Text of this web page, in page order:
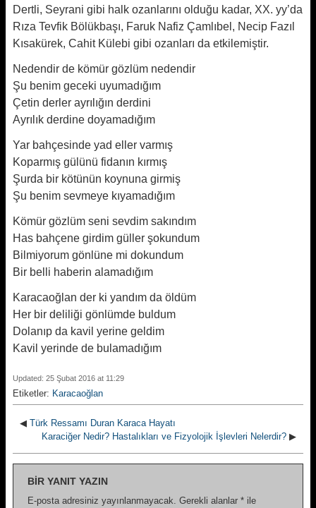
Dertli, Seyrani gibi halk ozanlarını olduğu kadar, XX. yy’da
Rıza Tevfik Bölükbaşı, Faruk Nafiz Çamlıbel, Necip Fazıl
Kısakürek, Cahit Külebi gibi ozanları da et­kilemiştir.
Nedendir de kömür gözlüm nedendir
Şu benim geceki uyumadığım
Çetin derler ayrılığın derdini
Ayrılık derdine doyamadığım
Yar bahçesinde yad eller varmış
Koparmış gülünü fidanın kırmış
Şurda bir kötünün koynuna girmiş
Şu benim sevmeye kıyamadığım
Kömür gözlüm seni sevdim sakındım
Has bahçene girdim güller şokundum
Bilmiyorum gönlüne mi dokundum
Bir belli haberin alamadığım
Karacaoğlan der ki yandım da öldüm
Her bir deliliği gönlümde buldum
Dolanıp da kavil yerine geldim
Kavil yerinde de bulamadığım
Updated: 25 Şubat 2016 at 11:29
Etiketler: Karacaoğlan
◀ Türk Ressamı Duran Karaca Hayatı
Karaciğer Nedir? Hastalıkları ve Fizyolojik İşlevleri Nelerdir? ▶
BIR YANIT YAZIN
E-posta adresiniz yayınlanmayacak. Gerekli alanlar * ile